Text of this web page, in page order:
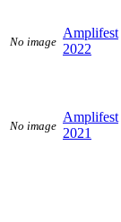
No image
Amplifest
2022
No image
Amplifest
2021